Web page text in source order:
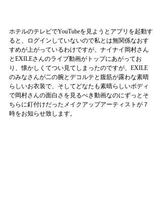
ホテルのテレビでYouTubeを見ようとアプリを起動す
ると、ログインしていないので私とは無関係なおす
すめが上がっているわけですが、ナイナイ岡村さん
とEXILEさんのライブ動画がトップにあがってお
り、懐かしくてつい見てしまったのですが、EXILE
のみなさんが二の腕とデコルテと腹筋が露わな素晴
らしいお衣装で、そしてどなたも素晴らしいボディ
で岡村さんの面白さを見るべき動画なのにずっとそ
ちらに釘付けだったメイクアップアーティストが７
時をお知らせ致します。